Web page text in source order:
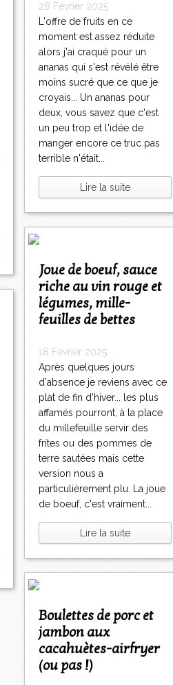
28 Février 2025
L'offre de fruits en ce
moment est assez réduite
alors j'ai craqué pour un
ananas qui s'est révélé être
moins sucré que ce que je
croyais... Un ananas pour
deux, vous savez que c'est
un peu trop et l'idée de
manger encore ce truc pas
terrible n'était...
Lire la suite
Joue de boeuf, sauce
riche au vin rouge et
légumes, mille-
feuilles de bettes
18 Février 2025
Après quelques jours
d'absence je reviens avec ce
plat de fin d'hiver... les plus
affamés pourront, à la place
du millefeuille servir des
frites ou des pommes de
terre sautées mais cette
version nous a
particulièrement plu. La joue
de boeuf, c'est vraiment...
Lire la suite
Boulettes de porc et
jambon aux
cacahuètes-airfryer
(ou pas !)